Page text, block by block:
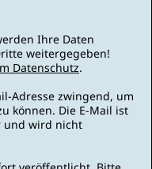
Ihre Daten
weitergegeben!
Datenschutz.
Adresse zwingend, um
können. Die E-Mail ist
und wird nicht